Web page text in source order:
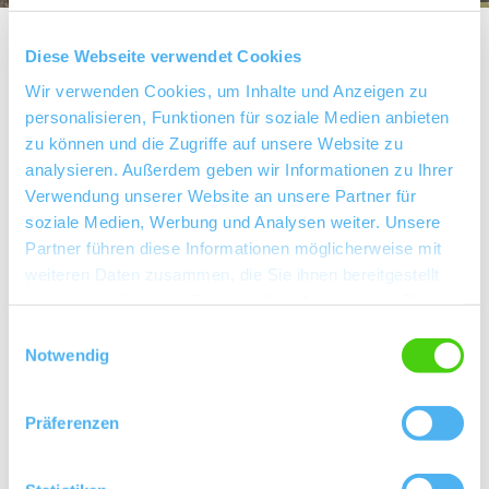
Diese Webseite verwendet Cookies
Wir verwenden Cookies, um Inhalte und Anzeigen zu
personalisieren, Funktionen für soziale Medien anbieten
zu können und die Zugriffe auf unsere Website zu
analysieren. Außerdem geben wir Informationen zu Ihrer
Verwendung unserer Website an unsere Partner für
soziale Medien, Werbung und Analysen weiter. Unsere
Partner führen diese Informationen möglicherweise mit
weiteren Daten zusammen, die Sie ihnen bereitgestellt
Notwendig
Präferenzen
Über uns
Kellermeister Tim Hellmich
Rebfläche 7,5 Hektar
Ab-Hof/Vinothek
Ökologisch zertifiziert
PIWI’s